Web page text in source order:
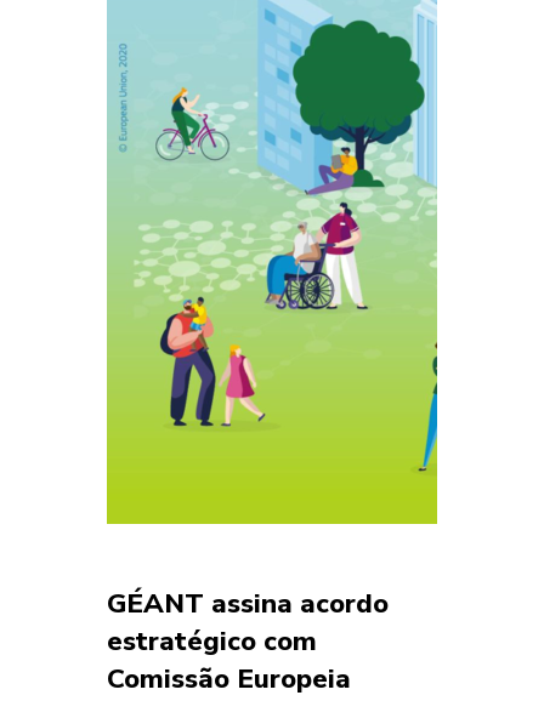
GÉANT assina acordo
estratégico com
Comissão Europeia